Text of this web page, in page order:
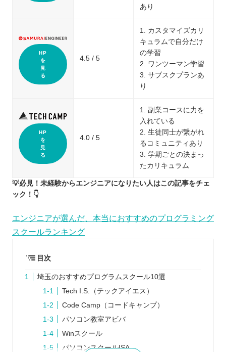
あり
HP
を
見
る
4.5 / 5
1. カスタマイズカリ
キュラムで自分だけ
の学習
2. ワンツーマン学習
3. サブスクプランあ
り
HP
を
見
る
4.0 / 5
1. 副業コースに力を
入れている
2. 生徒同士が繋がれ
るコミュニティあり
3. 学期ごとの決まっ
たカリキュラム
💡必見！未経験からエンジニアになりたい人はこの記事をチェ
ック！👇
エンジニアが選んだ、本当におすすめのプログラミング
スクールランキング
目次
埼玉のおすすめプログラムスクール10選
Tech I.S.（テックアイエス）
Code Camp（コードキャンプ）
パソコン教室アビバ
Winスクール
パソコンスクールISA